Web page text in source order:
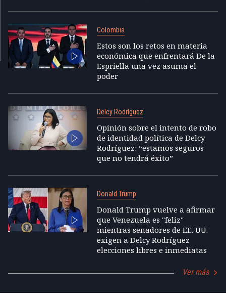
Colombia
Estos son los retos en materia
económica que enfrentará De la
Espriella una vez asuma el
poder
Delcy Rodríguez
Opinión sobre el intento de robo
de identidad política de Delcy
Rodríguez: “estamos seguros
que no tendrá éxito”
Donald Trump
Donald Trump vuelve a afirmar
que Venezuela es "feliz"
mientras senadores de EE. UU.
exigen a Delcy Rodríguez
elecciones libres e inmediatas
Ver más